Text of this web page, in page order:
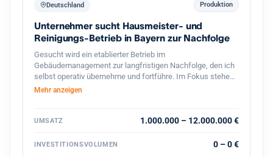
Deutschland Produktion
Unternehmer sucht Hausmeister- und
Reinigungs-Betrieb in Bayern zur Nachfolge
Gesucht wird ein etablierter Betrieb im
Gebäudemanagement zur langfristigen Nachfolge, den ich
selbst operativ übernehme und fortführe. Im Fokus stehen
Hausmeister- und Facility-Services, Gebäudereinigung,
Interessant sind ertragsstarke Betriebe mit
Kundenstamm ohne Abhängigkeit von einzelnen
Mehr anzeigen
UMSATZ 1.000.000 – 12.000.000 €
INVESTITIONSVOLUMEN 0 – 0 €